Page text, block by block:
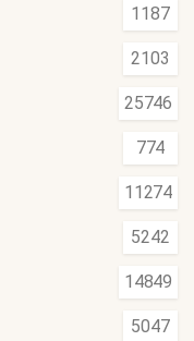
1187
2103
25746
774
11274
5242
14849
5047